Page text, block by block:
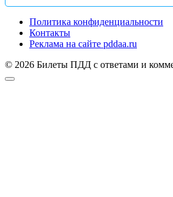
Политика конфиденциальности
Контакты
Реклама на сайте pddaa.ru
© 2026 Билеты ПДД с ответами и